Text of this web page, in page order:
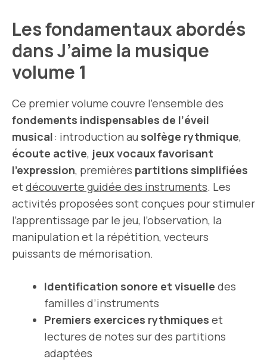
Les fondamentaux abordés
dans J’aime la musique
volume 1
Ce premier volume couvre l’ensemble des
fondements indispensables de l’éveil
musical: introduction au solfège rythmique,
écoute active, jeux vocaux favorisant
l’expression, premières partitions simplifiées
etdécouverte guidée des instruments. Les
activités proposées sont conçues pour stimuler
l’apprentissage par le jeu, l’observation, la
manipulation et la répétition, vecteurs
puissants de mémorisation.
Identification sonore et visuelle des
familles d’instruments
Premiers exercices rythmiques et
lectures de notes sur des partitions
adaptées